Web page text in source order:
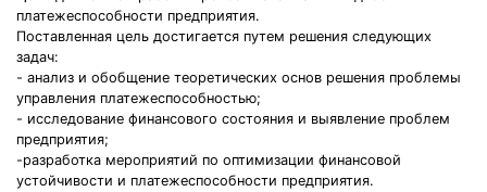
платежеспособности предприятия.
Поставленная цель достигается путем решения следующих
задач:
- анализ и обобщение теоретических основ решения проблемы
управления платежеспособностью;
- исследование финансового состояния и выявление проблем
предприятия;
-разработка мероприятий по оптимизации финансовой
устойчивости и платежеспособности предприятия.